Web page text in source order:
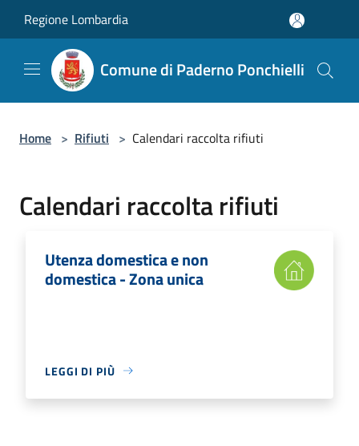
Regione Lombardia
Comune di Paderno Ponchielli
Home > Rifiuti > Calendari raccolta rifiuti
Calendari raccolta rifiuti
Utenza domestica e non
domestica - Zona unica
LEGGI DI PIÙ